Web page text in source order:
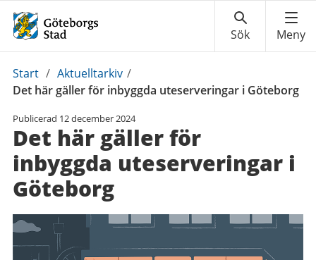
Du
är
Start / Aktuelltarkiv /
Det här gäller för inbyggda uteserveringar i Göteborg
Publicerad 12 december 2024
Det här gäller för
inbyggda uteserveringar i
Göteborg